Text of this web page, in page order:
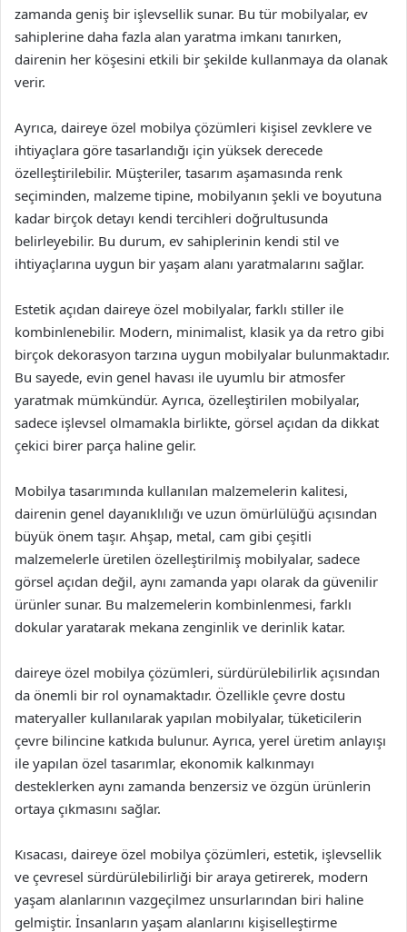
zamanda geniş bir işlevsellik sunar. Bu tür mobilyalar, ev
sahiplerine daha fazla alan yaratma imkanı tanırken,
dairenin her köşesini etkili bir şekilde kullanmaya da olanak
verir.
Ayrıca, daireye özel mobilya çözümleri kişisel zevklere ve
ihtiyaçlara göre tasarlandığı için yüksek derecede
özelleştirilebilir. Müşteriler, tasarım aşamasında renk
seçiminden, malzeme tipine, mobilyanın şekli ve boyutuna
kadar birçok detayı kendi tercihleri doğrultusunda
belirleyebilir. Bu durum, ev sahiplerinin kendi stil ve
ihtiyaçlarına uygun bir yaşam alanı yaratmalarını sağlar.
Estetik açıdan daireye özel mobilyalar, farklı stiller ile
kombinlenebilir. Modern, minimalist, klasik ya da retro gibi
birçok dekorasyon tarzına uygun mobilyalar bulunmaktadır.
Bu sayede, evin genel havası ile uyumlu bir atmosfer
yaratmak mümkündür. Ayrıca, özelleştirilen mobilyalar,
sadece işlevsel olmamakla birlikte, görsel açıdan da dikkat
çekici birer parça haline gelir.
Mobilya tasarımında kullanılan malzemelerin kalitesi,
dairenin genel dayanıklılığı ve uzun ömürlülüğü açısından
büyük önem taşır. Ahşap, metal, cam gibi çeşitli
malzemelerle üretilen özelleştirilmiş mobilyalar, sadece
görsel açıdan değil, aynı zamanda yapı olarak da güvenilir
ürünler sunar. Bu malzemelerin kombinlenmesi, farklı
dokular yaratarak mekana zenginlik ve derinlik katar.
daireye özel mobilya çözümleri, sürdürülebilirlik açısından
da önemli bir rol oynamaktadır. Özellikle çevre dostu
materyaller kullanılarak yapılan mobilyalar, tüketicilerin
çevre bilincine katkıda bulunur. Ayrıca, yerel üretim anlayışı
ile yapılan özel tasarımlar, ekonomik kalkınmayı
desteklerken aynı zamanda benzersiz ve özgün ürünlerin
ortaya çıkmasını sağlar.
Kısacası, daireye özel mobilya çözümleri, estetik, işlevsellik
ve çevresel sürdürülebilirliği bir araya getirerek, modern
yaşam alanlarının vazgeçilmez unsurlarından biri haline
gelmiştir. İnsanların yaşam alanlarını kişiselleştirme